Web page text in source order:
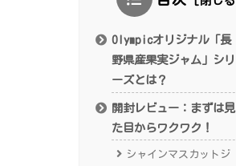
Olympicオリジナル「長
野県産果実ジャム」シリ
ーズとは？
開封レビュー：まずは見
た目からワクワク！
シャインマスカットジ